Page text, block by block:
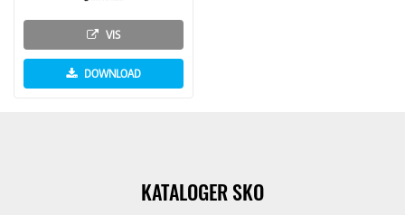
VIS
DOWNLOAD
KATALOGER SKO